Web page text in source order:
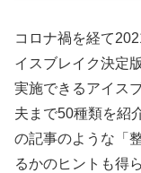
コロナ禍を経て
イスブレイク決定
実施できるアイス
夫まで50種類を紹
の記事のような「
るかのヒントも得